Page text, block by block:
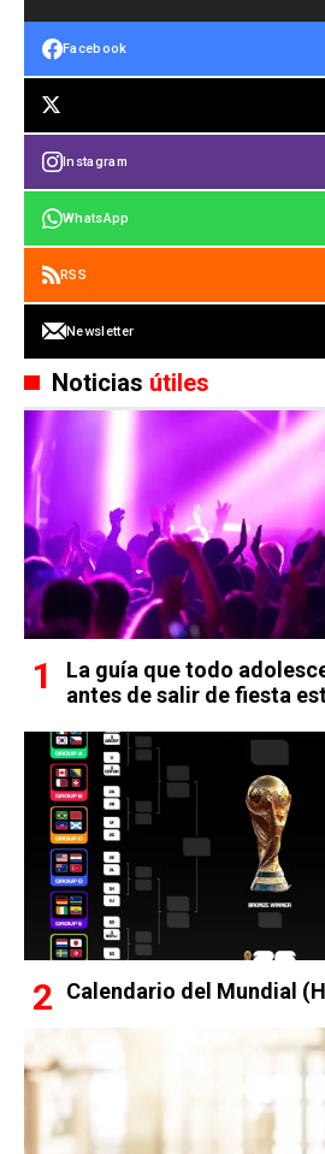
Facebook
Instagram
WhatsApp
RSS
Newsletter
Noticias útiles
La guía que todo
antes de salir de fiesta
Calendario del Mundial